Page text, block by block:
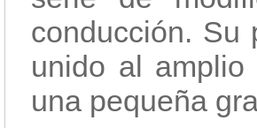
conducción. Su
unido al
una pequeña